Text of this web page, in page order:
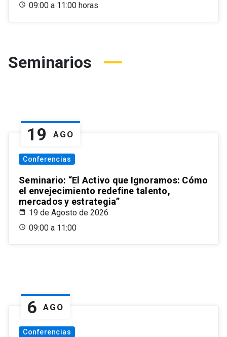
09:00 a 11:00 horas
Seminarios
19 AGO
Conferencias
Seminario: “El Activo que Ignoramos: Cómo
el envejecimiento redefine talento,
mercados y estrategia”
19 de Agosto de 2026
09:00 a 11:00
6 AGO
Conferencias